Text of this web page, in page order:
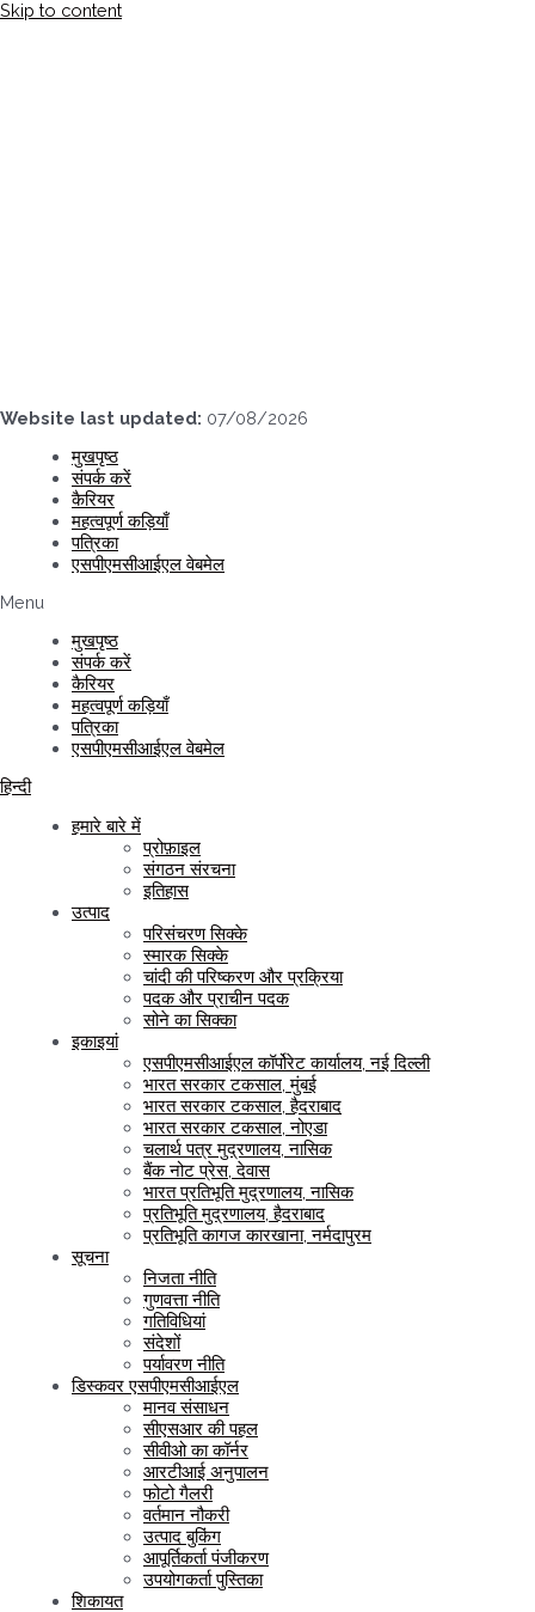
Skip to content
Website last updated: 07/08/2026
मुखपृष्ठ
संपर्क करें
कैरियर
महत्वपूर्ण कड़ियाँ
पत्रिका
एसपीएमसीआईएल वेबमेल
Menu
मुखपृष्ठ
संपर्क करें
कैरियर
महत्वपूर्ण कड़ियाँ
पत्रिका
एसपीएमसीआईएल वेबमेल
हिन्दी
हमारे बारे में
प्रोफ़ाइल
संगठन संरचना
इतिहास
उत्पाद
परिसंचरण सिक्के
स्मारक सिक्के
चांदी की परिष्करण और प्रक्रिया
पदक और प्राचीन पदक
सोने का सिक्का
इकाइयां
एसपीएमसीआईएल कॉर्पोरेट कार्यालय, नई दिल्ली
भारत सरकार टकसाल, मुंबई
भारत सरकार टकसाल, हैदराबाद
भारत सरकार टकसाल, नोएडा
चलार्थ पत्र मुद्रणालय, नासिक
बैंक नोट प्रेस, देवास
भारत प्रतिभूति मुद्रणालय, नासिक
प्रतिभूति मुद्रणालय, हैदराबाद
प्रतिभूति कागज कारखाना, नर्मदापुरम
सूचना
निजता नीति
गुणवत्ता नीति
गतिविधियां
संदेशों
पर्यावरण नीति
डिस्कवर एसपीएमसीआईएल
मानव संसाधन
सीएसआर की पहल
सीवीओ का कॉर्नर
आरटीआई अनुपालन
फोटो गैलरी
वर्तमान नौकरी
उत्पाद बुकिंग
आपूर्तिकर्ता पंजीकरण
उपयोगकर्ता पुस्तिका
शिकायत